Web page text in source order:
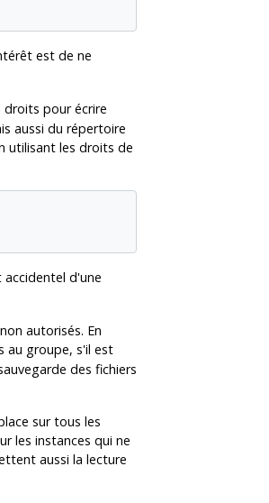
est de ne
droits pour écrire
aussi du répertoire
utilisant les droits de
d'une
autorisés. En
au groupe, s'il est
des fichiers
sur tous les
les instances qui ne
aussi la lecture